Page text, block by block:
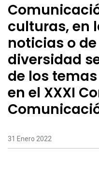
culturas, en
noticias o
diversidad
de los
en el XXXI
31 Enero 2022